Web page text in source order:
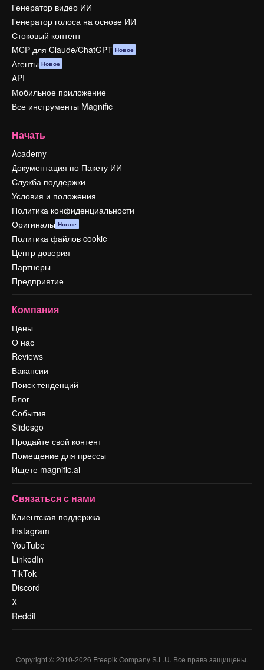
Генератор видео ИИ
Генератор голоса на основе ИИ
Стоковый контент
MCP для Claude/ChatGPT Новое
Агенты Новое
API
Мобильное приложение
Все инструменты Magnific
Начать
Academy
Документация по Пакету ИИ
Служба поддержки
Условия и положения
Политика конфиденциальности
Оригиналы Новое
Политика файлов cookie
Центр доверия
Партнеры
Предприятие
Компания
Цены
О нас
Reviews
Вакансии
Поиск тенденций
Блог
События
Slidesgo
Продайте свой контент
Помещение для прессы
Ищете magnific.ai
Связаться с нами
Клиентская поддержка
Instagram
YouTube
LinkedIn
TikTok
Discord
X
Reddit
Copyright © 2010-2026 Freepik Company S.L.U. Все права защищены.